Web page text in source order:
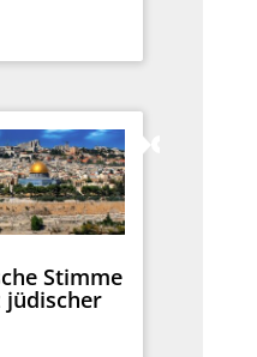
Stimme
jüdischer